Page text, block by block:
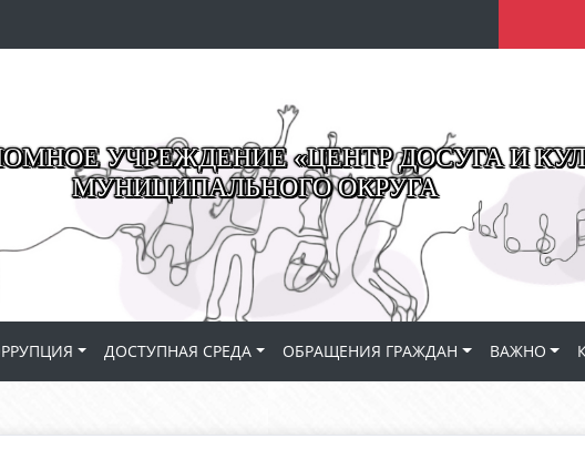
УЧРЕЖДЕНИЕ «ЦЕНТР ДОСУГА И
МУНИЦИПАЛЬНОГО ОКРУГА
ДОСТУПНАЯ СРЕДА ОБРАЩЕНИЯ ГРАЖДАН ВАЖНО